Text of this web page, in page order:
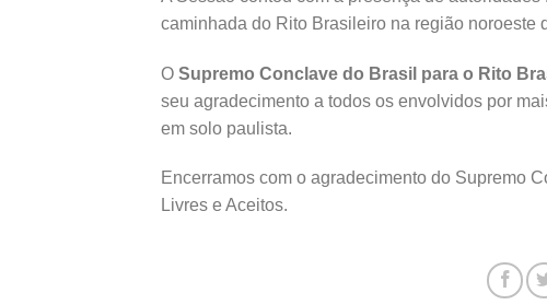
caminhada do Rito Brasileiro na região noroeste
O Supremo Conclave do Brasil para o Rito
seu agradecimento a todos os envolvidos por
em solo paulista.
Encerramos com o agradecimento do Supremo
Livres e Aceitos.